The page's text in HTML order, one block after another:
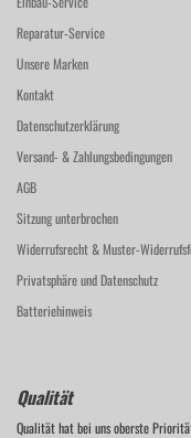
Reparatur-Service
Unsere Marken
Kontakt
Datenschutzerklärung
Versand- & Zahlungsbedingungen
AGB
Sitzung unterbrochen
Widerrufsrecht & Muster-
Privatsphäre und Datenschutz
Batteriehinweis
Qualität
Qualität hat bei uns oberste